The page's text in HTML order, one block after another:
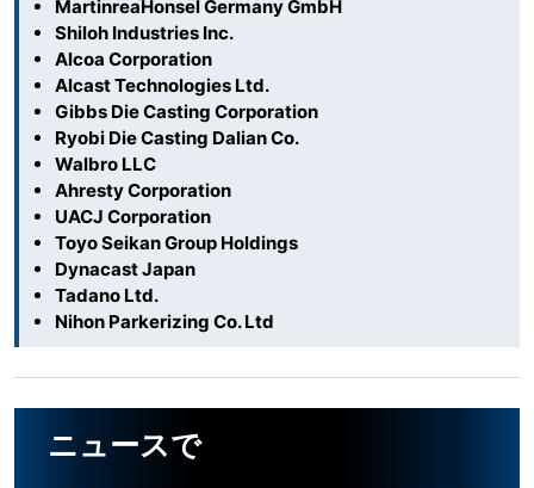
MartinreaHonsel Germany GmbH
Shiloh Industries Inc.
Alcoa Corporation
Alcast Technologies Ltd.
Gibbs Die Casting Corporation
Ryobi Die Casting Dalian Co.
Walbro LLC
Ahresty Corporation
UACJ Corporation
Toyo Seikan Group Holdings
Dynacast Japan
Tadano Ltd.
Nihon Parkerizing Co. Ltd
ニュースで